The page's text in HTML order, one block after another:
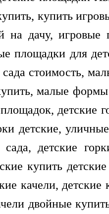
купить
на дачу,
площадки для
сада стоимость,
малые
детские
детские,
сада, детские
купить
качели,
двойные